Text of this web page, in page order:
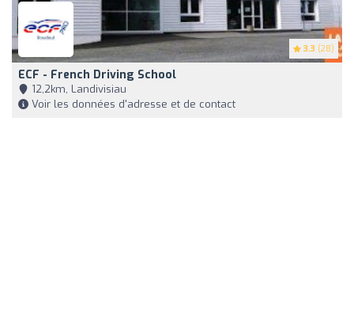
3.3 (28)
ECF - French Driving School
12,2km, Landivisiau
Voir les données d'adresse et de contact